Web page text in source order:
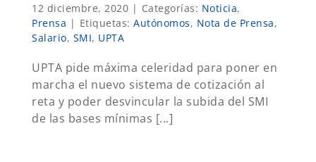
12 diciembre, 2020 | Categorías: Noticia,
Prensa | Etiquetas: Autónomos, Nota de Prensa,
Salario, SMI, UPTA
UPTA pide máxima celeridad para poner en
marcha el nuevo sistema de cotización al
reta y poder desvincular la subida del SMI
de las bases mínimas [...]